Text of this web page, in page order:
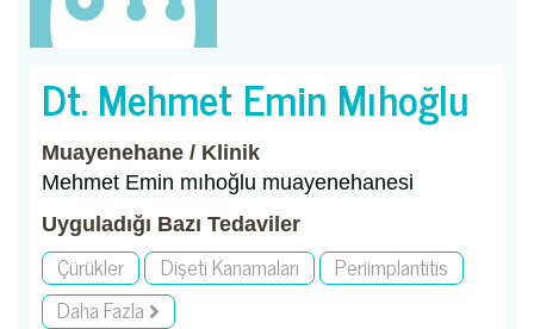
Dt. Mehmet Emin Mıhoğlu
Muayenehane / Klinik
Mehmet Emin mıhoğlu muayenehanesi
Uyguladığı Bazı Tedaviler
Çürükler Dişeti Kanamaları
Periimplantitis
Daha Fazla